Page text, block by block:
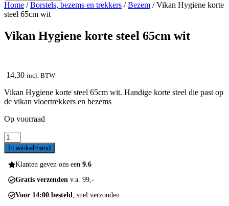
Home /Borstels, bezems en trekkers /Bezem / Vikan Hygiene korte
steel 65cm wit
Vikan Hygiene korte steel 65cm wit
14,30 incl. BTW
Vikan Hygiene korte steel 65cm wit. Handige korte steel die past op
de vikan vloertrekkers en bezems
Op voorraad
Vikan
Hygiene
korte
steel
wit
aantal
In winkelmand
Klanten geven ons een 9.6
Gratis verzenden v.a. 99,-
Voor 14:00 besteld, snel verzonden